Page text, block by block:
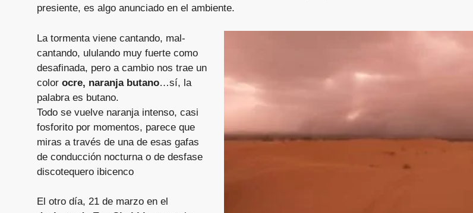
presiente, es algo anunciado en el ambiente.
La tormenta viene cantando, mal-
cantando, ululando muy fuerte como
desafinada, pero a cambio nos trae un
color ocre, naranja butano…sí, la
palabra es butano.
Todo se vuelve naranja intenso, casi
fosforito por momentos, parece que
miras a través de una de esas gafas
de conducción nocturna o de desfase
discotequero ibicenco
El otro día, 21 de marzo en el